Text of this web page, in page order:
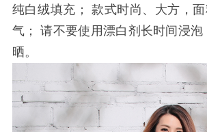
纯白绒填充； 款式时尚、大方，
气； 请不要使用漂白剂长时间浸泡
晒。